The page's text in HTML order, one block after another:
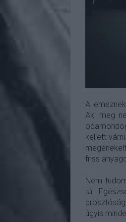
A
Aki meg
kellett
friss
Nem
rá.
úgyis